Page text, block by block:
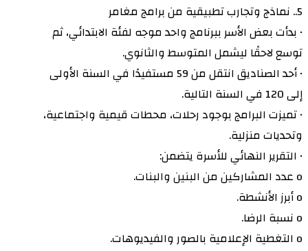
5.. نماذج وتجارب تطبيقية من برامج مغامر
• بدأت بعض الأسر ببرنامج واحد موجه لفئة الابتدائي، ثم
توسع لاحقًا ليشمل المتوسط والثانوي.
• أحد الصناديق انتقل من 59 مستفيدًا في السنة الأولى
إلى 120 في السنة التالية.
• تميزت البرامج بوجود رحلات، محطات قيمية واجتماعية،
وتحديات منزلية.
• التقرير النهائي للأسرة يتضمن:
o عدد المشاركين من البنين والبنات.
o أبرز الأنشطة.
o نسبة الرضا.
o التغطية الإعلامية بالصور والفيديوهات.